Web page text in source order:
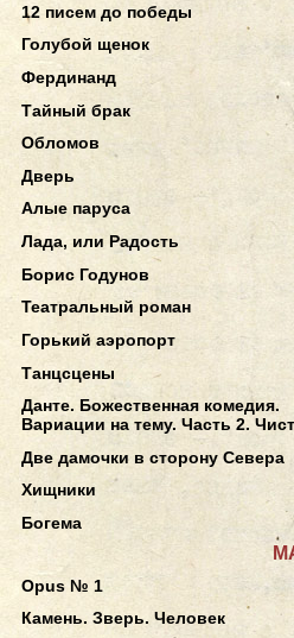
12 писем до победы
Голубой щенок
Фердинанд
Тайный брак
Обломов
Дверь
Алые паруса
Лада, или Радость
Борис Годунов
Театральный роман
Горький аэропорт
Танцсцены
Данте. Божественная комедия.
Вариации на тему. Часть 2.
Две дамочки в сторону Севера
Хищники
Богема
Opus № 1
Камень. Зверь. Человек